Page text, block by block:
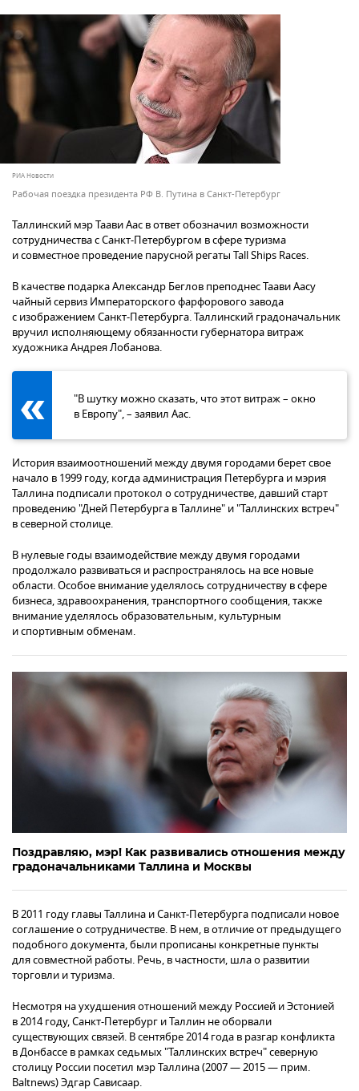
РИА Новости
Рабочая поездка президента РФ В. Путина в Санкт-Петербург
Таллинский мэр Таави Аас в ответ обозначил возможности
сотрудничества с Санкт-Петербургом в сфере туризма
и совместное проведение парусной регаты Tall Ships Races.
В качестве подарка Александр Беглов преподнес Таави Аасу
чайный сервиз Императорского фарфорового завода
с изображением Санкт-Петербурга. Таллинский градоначальник
вручил исполняющему обязанности губернатора витраж
художника Андрея Лобанова.
"В шутку можно сказать, что этот витраж – окно
в Европу", – заявил Аас.
История взаимоотношений между двумя городами берет свое
начало в 1999 году, когда администрация Петербурга и мэрия
Таллина подписали протокол о сотрудничестве, давший старт
проведению "Дней Петербурга в Таллине" и "Таллинских встреч"
в северной столице.
В нулевые годы взаимодействие между двумя городами
продолжало развиваться и распространялось на все новые
области. Особое внимание уделялось сотрудничеству в сфере
бизнеса, здравоохранения, транспортного сообщения, также
внимание уделялось образовательным, культурным
и спортивным обменам.
Поздравляю, мэр! Как развивались отношения между
градоначальниками Таллина и Москвы
В 2011 году главы Таллина и Санкт-Петербурга подписали новое
соглашение о сотрудничестве. В нем, в отличие от предыдущего
подобного документа, были прописаны конкретные пункты
для совместной работы. Речь, в частности, шла о развитии
торговли и туризма.
Несмотря на ухудшения отношений между Россией и Эстонией
в 2014 году, Санкт-Петербург и Таллин не оборвали
существующих связей. В сентябре 2014 года в разгар конфликта
в Донбассе в рамках седьмых "Таллинских встреч" северную
столицу России посетил мэр Таллина (2007 — 2015 — прим.
Baltnews) Эдгар Сависаар.